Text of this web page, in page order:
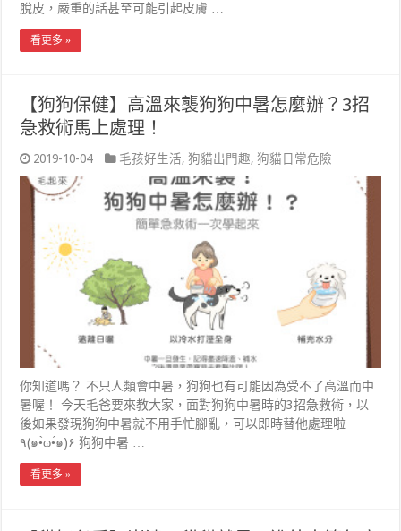
脫皮，嚴重的話甚至可能引起皮膚 …
看更多 »
【狗狗保健】高溫來襲狗狗中暑怎麼辦？3招
急救術馬上處理！
2019-10-04 毛孩好生活,狗貓出門趣,狗貓日常危險
你知道嗎？ 不只人類會中暑，狗狗也有可能因為受不了高溫而中
暑喔！ 今天毛爸要來教大家，面對狗狗中暑時的3招急救術，以
後如果發現狗狗中暑就不用手忙腳亂，可以即時替他處理啦
٩(๑•̀ω•́๑)۶ 狗狗中暑 …
看更多 »